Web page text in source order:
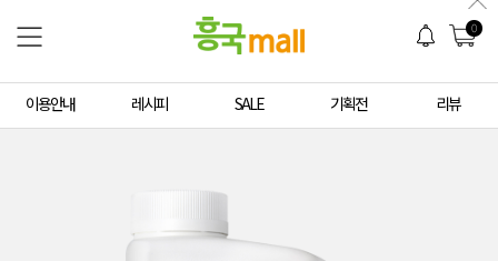
0
이용안내 레시피 SALE 기획전 리뷰